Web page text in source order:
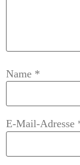
Name *
E-Mail-Adresse